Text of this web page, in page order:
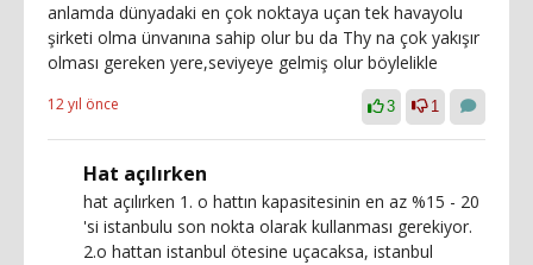
anlamda dünyadaki en çok noktaya uçan tek havayolu
şirketi olma ünvanına sahip olur bu da Thy na çok yakışır
olması gereken yere,seviyeye gelmiş olur böylelikle
12 yıl önce 3 1
Hat açılırken
hat açılırken 1. o hattın kapasitesinin en az %15 - 20
'si istanbulu son nokta olarak kullanması gerekiyor.
2.o hattan istanbul ötesine uçacaksa, istanbul